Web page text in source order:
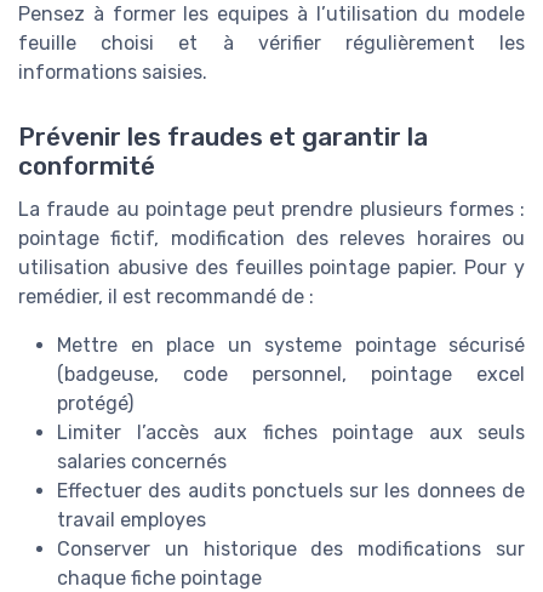
Pensez à former les equipes à l’utilisation du modele
feuille choisi et à vérifier régulièrement les
informations saisies.
Prévenir les fraudes et garantir la
conformité
La fraude au pointage peut prendre plusieurs formes :
pointage fictif, modification des releves horaires ou
utilisation abusive des feuilles pointage papier. Pour y
remédier, il est recommandé de :
Mettre en place un systeme pointage sécurisé
(badgeuse, code personnel, pointage excel
protégé)
Limiter l’accès aux fiches pointage aux seuls
salaries concernés
Effectuer des audits ponctuels sur les donnees de
travail employes
Conserver un historique des modifications sur
chaque fiche pointage